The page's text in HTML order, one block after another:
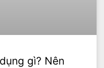
gì? Nên